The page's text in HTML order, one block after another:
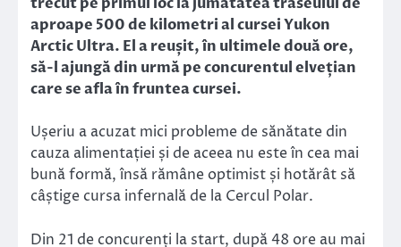
aproape 500 de kilometri al cursei Yukon
Arctic Ultra. El a reușit, în ultimele două ore,
să-l ajungă din urmă pe concurentul elvețian
care se afla în fruntea cursei.
Ușeriu a acuzat mici probleme de sănătate din
cauza alimentației și de aceea nu este în cea mai
bună formă, însă rămâne optimist și hotărât să
câștige cursa infernală de la Cercul Polar.
Din 21 de concurenți la start, după 48 ore au mai